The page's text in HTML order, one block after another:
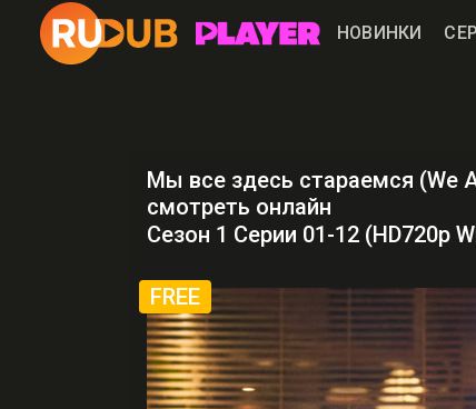
НОВИНКИ
Мы все здесь стараемся (We
смотреть онлайн
Сезон 1 Серии 01-12 (HD720p
FREE